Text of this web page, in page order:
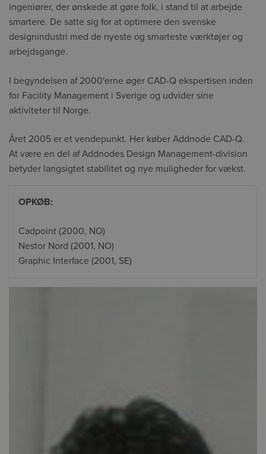
ingeniører, der ønskede at gøre folk, i stand til at arbejde
smartere. De satte sig for at optimere den svenske
designindustri med de nyeste og smarteste værktøjer og
arbejdsgange.
I begyndelsen af ​​2000'erne øger CAD-Q ekspertisen inden
for Facility Management i Sverige og udvider sine
aktiviteter til Norge.
Året 2005 er et vendepunkt. Her køber Addnode CAD-Q.
At være en del af Addnodes Design Management-division
betyder langsigtet stabilitet og nye muligheder for vækst.
OPKØB:
Cadpoint (2000, NO)
Nestor Nord (2001, NO)
Graphic Interface (2001, SE)